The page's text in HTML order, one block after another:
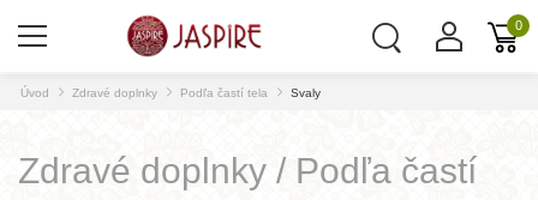
0
Úvod Zdravé doplnky Podľa častí tela Svaly
Zdravé doplnky / Podľa častí